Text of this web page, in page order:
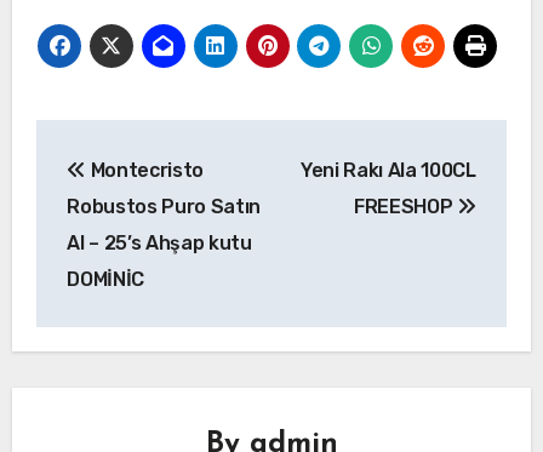
gezinmesi
Montecristo
Robustos Puro Satın
Al – 25’s Ahşap kutu
DOMİNİC
Yeni Rakı Ala 100CL
FREESHOP
By admin